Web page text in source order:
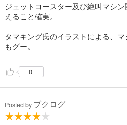
ジェットコースター及び絶叫マシ
えること確実。
タマキング氏のイラストによる、
もグー。
0
Posted by ブクログ